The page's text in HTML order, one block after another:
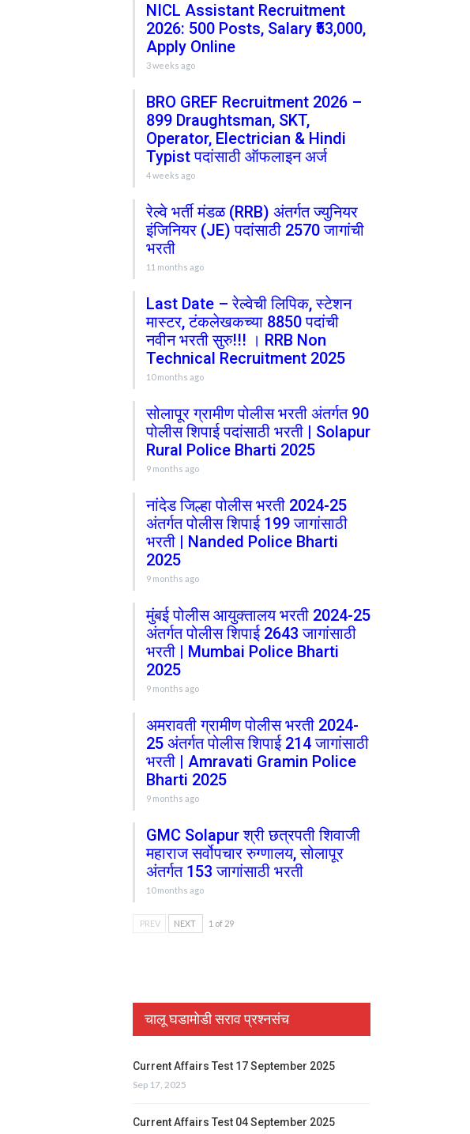
NICL Assistant Recruitment
2026: 500 Posts, Salary ₹53,000,
Apply Online
3 weeks ago
BRO GREF Recruitment 2026 –
899 Draughtsman, SKT,
Operator, Electrician & Hindi
Typist पदांसाठी ऑफलाइन अर्ज
4 weeks ago
रेल्वे भर्ती मंडळ (RRB) अंतर्गत ज्युनियर
इंजिनियर (JE) पदांसाठी 2570 जागांची
भरती
11 months ago
Last Date – रेल्वेची लिपिक, स्टेशन
मास्टर, टंकलेखकच्या 8850 पदांची
नवीन भरती सुरु!!! । RRB Non
Technical Recruitment 2025
10 months ago
सोलापूर ग्रामीण पोलीस भरती अंतर्गत 90
पोलीस शिपाई पदांसाठी भरती | Solapur
Rural Police Bharti 2025
9 months ago
नांदेड जिल्हा पोलीस भरती 2024-25
अंतर्गत पोलीस शिपाई 199 जागांसाठी
भरती | Nanded Police Bharti
2025
9 months ago
मुंबई पोलीस आयुक्तालय भरती 2024-25
अंतर्गत पोलीस शिपाई 2643 जागांसाठी
भरती | Mumbai Police Bharti
2025
9 months ago
अमरावती ग्रामीण पोलीस भरती 2024-
25 अंतर्गत पोलीस शिपाई 214 जागांसाठी
भरती | Amravati Gramin Police
Bharti 2025
9 months ago
GMC Solapur श्री छत्रपती शिवाजी
महाराज सर्वोपचार रुग्णालय, सोलापूर
अंतर्गत 153 जागांसाठी भरती
10 months ago
PREV NEXT 1 of 29
चालू घडामोडी सराव प्रश्नसंच
Current Affairs Test 17 September 2025
Sep 17, 2025
Current Affairs Test 04 September 2025